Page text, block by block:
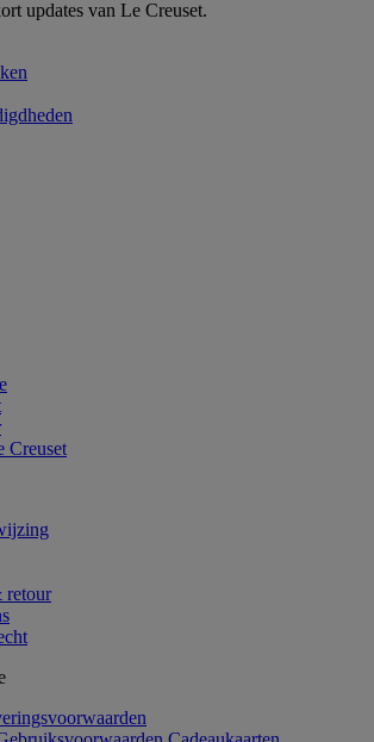
updates van Le Creuset.
Creuset
retour